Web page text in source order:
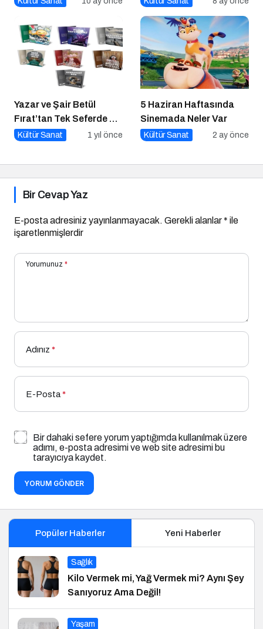
Yazar ve Şair Betül
Fırat’tan Tek Seferde 7
Kitap Müjdesi
Kültür Sanat 1 yıl önce
5 Haziran Haftasında
Sinemada Neler Var
Kültür Sanat 2 ay önce
Bir Cevap Yaz
E-posta adresiniz yayınlanmayacak. Gerekli alanlar* ile
işaretlenmişlerdir
Yorumunuz *
Adınız *
E-Posta*
Bir dahaki sefere yorum yaptığımda kullanılmak üzere
adımı, e-posta adresimi ve web site adresimi bu
tarayıcıya kaydet.
YORUM GÖNDER
Popüler Haberler Yeni Haberler
Sağlık
Kilo Vermek mi, Yağ Vermek mi? Aynı Şey
Sanıyoruz Ama Değil!
Yaşam